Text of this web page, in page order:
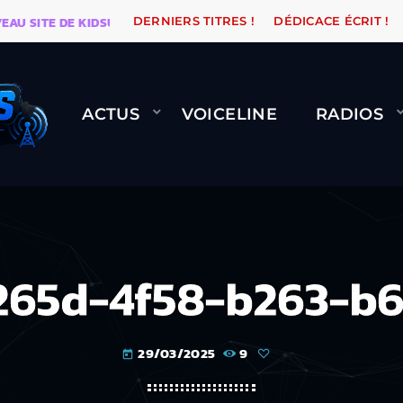
DE KIDSUNE WARÉTRO ORANGE ROAD QUI
DERNIERS TITRES ! DÉDICACE ÉCRIT !
ACTUS VOICELINE RADIOS
4f58-b263-
today 29/03/2025 9